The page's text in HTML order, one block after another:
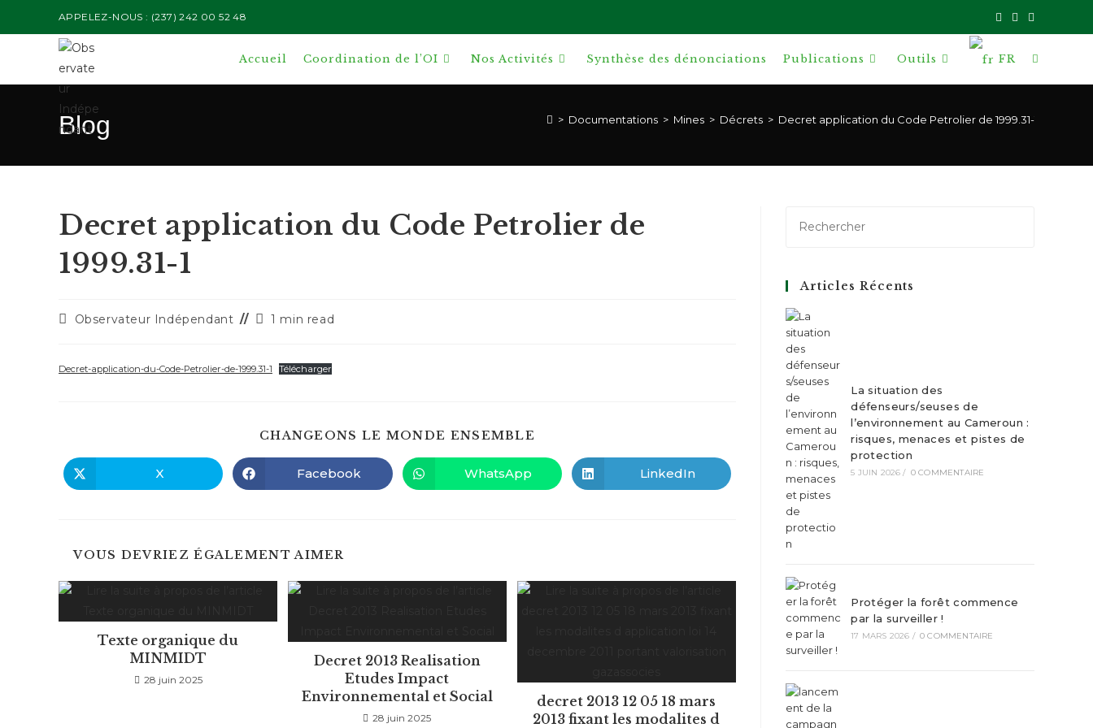
APPELEZ-NOUS : (237) 242 00 52 48
Accueil Coordination de l’OI Nos Activités Synthèse des dénonciations Publications Outils FR Toggle
Blog > Documentations > Mines > Décrets > Decret application du Code Petrolier de 1999.31-1
Decret application du Code Petrolier de
1999.31-1
Auteur/autrice
publication :
Observateur Indépendant
Temps
1 min read
Decret-application-du-Code-Petrolier-de-1999.31-1 Télécharger
CHANGEONS LE MONDE ENSEMBLE
CONTENU
Ouvrir
dans
X Ouvrir
dans
Facebook Ouvrir
dans
WhatsApp Ouvrir
dans
LinkedIn
VOUS DEVRIEZ ÉGALEMENT AIMER
Texte organique du
MINMIDT
28 juin 2025
Decret 2013 Realisation
Etudes Impact
Environnemental et Social
28 juin 2025
decret 2013 12 05 18 mars
2013 fixant les modalites d
Articles Récents
La situation des
défenseurs/seuses de
l’environnement au Cameroun :
risques, menaces et pistes de
protection
5 JUIN 2026 / 0 COMMENTAIRE
Protéger la forêt commence
par la surveiller !
17 MARS 2026 / 0 COMMENTAIRE